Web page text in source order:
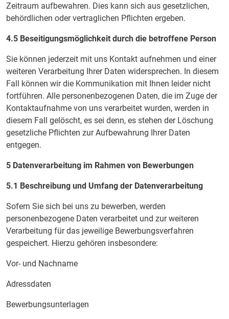
Zeitraum aufbewahren. Dies kann sich aus gesetzlichen,
behördlichen oder vertraglichen Pflichten ergeben.
4.5 Beseitigungsmöglichkeit durch die betroffene Person
Sie können jederzeit mit uns Kontakt aufnehmen und einer
weiteren Verarbeitung Ihrer Daten widersprechen. In diesem
Fall können wir die Kommunikation mit Ihnen leider nicht
fortführen. Alle personenbezogenen Daten, die im Zuge der
Kontaktaufnahme von uns verarbeitet wurden, werden in
diesem Fall gelöscht, es sei denn, es stehen der Löschung
gesetzliche Pflichten zur Aufbewahrung Ihrer Daten
entgegen.
5 Datenverarbeitung im Rahmen von Bewerbungen
5.1 Beschreibung und Umfang der Datenverarbeitung
Sofern Sie sich bei uns zu bewerben, werden
personenbezogene Daten verarbeitet und zur weiteren
Verarbeitung für das jeweilige Bewerbungsverfahren
gespeichert. Hierzu gehören insbesondere:
Vor- und Nachname
Adressdaten
Bewerbungsunterlagen